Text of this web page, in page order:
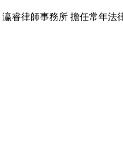
瀛睿律師事務所 擔任常年法